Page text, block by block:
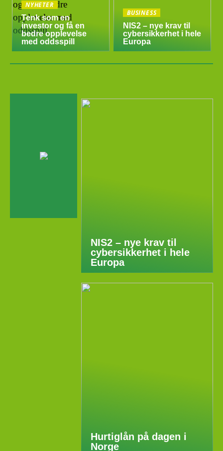
NYHETER
Tenk som en
investor og få en
bedre opplevelse
med oddsspill
BUSINESS
NIS2 – nye krav til
cybersikkerhet i hele
Europa
NIS2 – nye krav til
cybersikkerhet i hele
Europa
Hurtiglån på dagen i
Norge